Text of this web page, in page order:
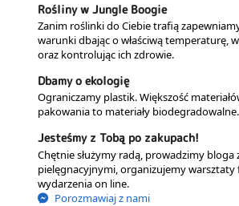
Rośliny w Jungle Boogie
Zanim roślinki do Ciebie trafią
warunki dbając o właściwą temperaturę,
oraz kontrolując ich zdrowie.
Dbamy o ekologię
Ograniczamy plastik. Większość
pakowania to materiały biodegradowalne.
Jesteśmy z Tobą po zakupach!
Chętnie służymy radą, prowadzimy bloga
pielęgnacyjnymi, organizujemy warsztaty
wydarzenia on line.
Porozmawiaj z nami